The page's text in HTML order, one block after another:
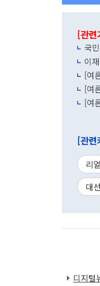
[관련
국
이
[여
[여
[여
[관련
리
대선
디지털